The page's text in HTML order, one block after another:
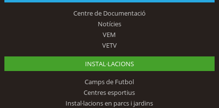
Centre de Documentació
Notícies
VEM
VETV
INSTAL·LACIONS
Camps de Futbol
Centres esportius
Instal·lacions en parcs i jardins